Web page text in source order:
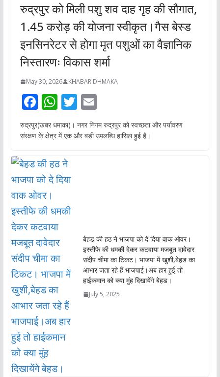
रुद्रपुर को मिली पशु शव दाह गृह की सौगात,
1.45 करोड़ की योजना स्वीकृत।गैस बेस्ड
इनसिनरेटर से होगा मृत पशुओं का वैज्ञानिक
निस्तारणः विकास शर्मा
May 30, 2026 KHABAR DHMAKA
F
ac
e
o
o
k
W
h
at
A
p
T
w
itt
E
m
ai
रुद्रपुर(खबर धमाका)। नगर निगम रुद्रपुर को स्वच्छता और पर्यावरण
संरक्षण के क्षेत्र में एक और बड़ी उपलब्धि हासिल हुई है।
बेहड की हठ ने भाजपा को दे दिया वाक ओवर।
इस्तीफे की धमकी देकर कटवाया मजबूत दावेदार
संदीप चीमा का टिकट। भाजपा में खुशी,बेहड का
आभार जता रहे हैं भाजपाई।अब हार हुई तो
हाईकमान को क्या मुंह दिखायेंगे बेहड।
July 5, 2025